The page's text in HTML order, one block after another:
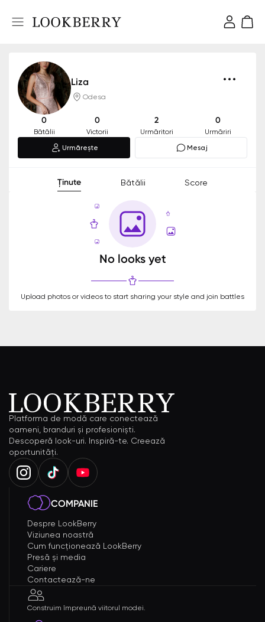
Liza
Odesa
0
Bătălii
0
Victorii
2
Urmăritori
0
Urmăriri
Urmărește
Mesaj
Ținute Bătălii Score
No looks yet
Upload photos or videos to start sharing your style and join battles
Platforma de modă care conectează
oameni, branduri și profesioniști.
Descoperă look-uri. Inspiră-te. Creează
oportunități.
COMPANIE
Despre LookBerry
Viziunea noastră
Cum funcționează LookBerry
Presă și media
Cariere
Contactează-ne
Construim împreună viitorul modei.